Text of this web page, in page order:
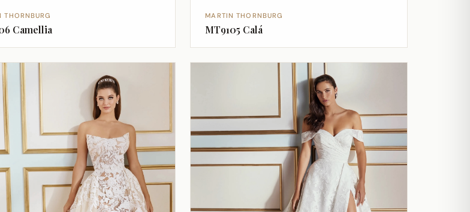
THORNBURG
Camellia
MARTIN THORNBURG
MT9105 Calá